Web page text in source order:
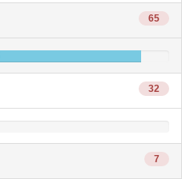
65
32
7